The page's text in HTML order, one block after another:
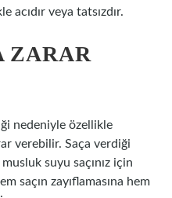
acıdır veya tatsızdır.
ZARAR
nedeniyle özellikle
verebilir. Saça verdiği
suyu saçınız için
saçın zayıflamasına hem